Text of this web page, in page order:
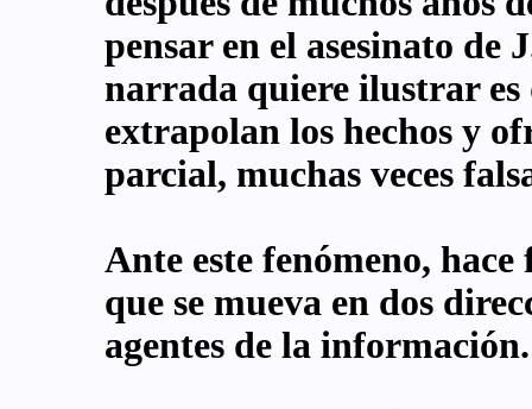
pensar en el asesinato de
narrada quiere ilustrar es
extrapolan los hechos y
parcial, muchas veces
Ante este fenómeno,
que se mueva en dos
agentes de la